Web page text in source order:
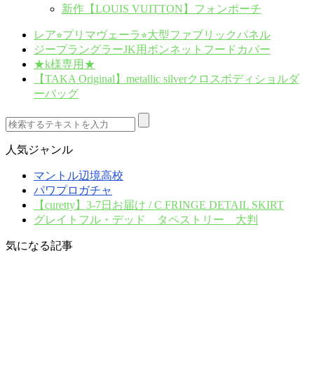
新作【LOUIS VUITTON】フォンポーチ
レア⭐︎プリマヴェーラ⭐︎大型ファブリックパネル
ジープラングラーJK用ボンネットフードカバー
★k様専用★
【TAKA Original】metallic silverクロスボディショルダ
ーバッグ
人気ジャンル
マントル辺境高校
パワプロガチャ
【curetty】3-7日お届け / C FRINGE DETAIL SKIRT
グレイトフル・デッド タペストリー 大判
気になる記事